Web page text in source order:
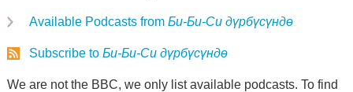
Available Podcasts from Би-Би-Си дүрбүсүндө
Subscribe to Би-Би-Си дүрбүсүндө
We are not the BBC, we only list available podcasts. To find